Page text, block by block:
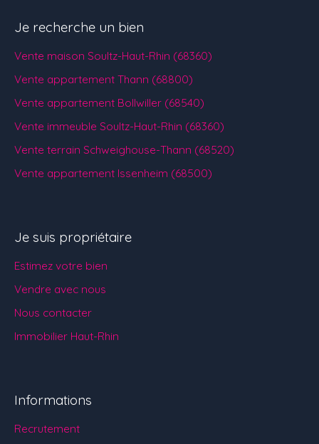
Je recherche un bien
Vente maison Soultz-Haut-Rhin (68360)
Vente appartement Thann (68800)
Vente appartement Bollwiller (68540)
Vente immeuble Soultz-Haut-Rhin (68360)
Vente terrain Schweighouse-Thann (68520)
Vente appartement Issenheim (68500)
Je suis propriétaire
Estimez votre bien
Vendre avec nous
Nous contacter
Immobilier Haut-Rhin
Informations
Recrutement